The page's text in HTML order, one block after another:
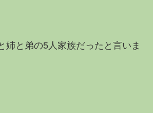
姉と弟の5人家族だったと言いま